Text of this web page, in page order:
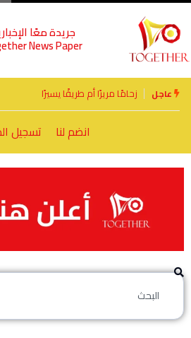
جريدة معًا
News Paper
عاجل الأخوة الأعداء وحتمًا لابد من لقاء
انضم لنا تسجيل